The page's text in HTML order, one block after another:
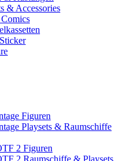
& Accessories
Figuren
Playsets & Raumschiffe
2 Figuren
2 Raumschiffe & Playsets